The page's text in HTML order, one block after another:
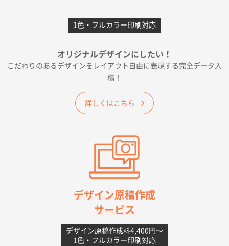
千葉県A社様
2026年06月19日 09:41
価格 大丈夫そうな会社に見えた
大阪府のお客様
A4フルカラークリアファイル1000枚
【ポリ】特別ご注文ページ1000枚
2026年06月08日 17:38
対応の速さ、丁寧さ、提案など
不織布フラットバッグ（A4縦サイズ）1000枚
2026年05月25日 15:10
1色・フルカラー印刷対応
オリジナルデザインにしたい！
こだわりのあるデザインをレイアウト自由に表現する完全データ入
稿！
詳しくはこちら
デザイン原稿作成
サービス
デザイン原稿作成料4,400円〜
1色・フルカラー印刷対応